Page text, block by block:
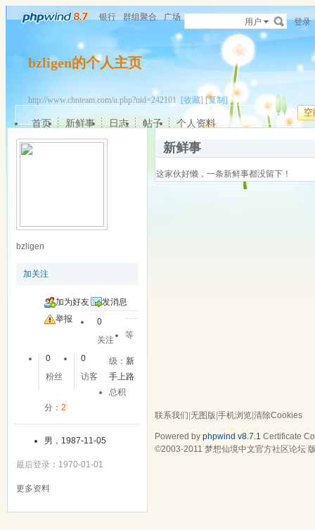
银行 群组聚合 广场 用户 登录
bzligen的个人主页
http://www.chnteam.com/u.php?uid=242101 [收藏] [复制]
空
首页 新鲜事 日志 帖子 个人资料
bzligen
加关注
加为好友
发消息
举报
0
关注
0
粉丝
0
访客
等
级：新
手上路
总积
分： 2
男，1987-11-05
最后登录：1970-01-01
更多资料
新鲜事
这家伙好懒，一条新鲜事都没留下！
联系我们 无图版 手机浏览 清除Cookies
Powered by phpwind v8.7.1 Certificate
©2003-2011 梦想仙境中文官方社区论坛